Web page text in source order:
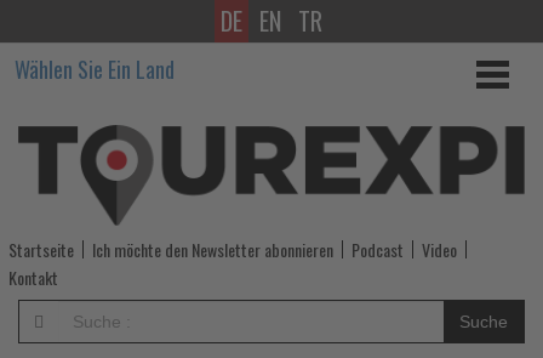
Opodo:
Mallorca
bleibt
beliebtestes
Sommerziel
der
Deutschen
DE EN TR
Wählen Sie Ein Land
Startseite Ich möchte den Newsletter abonnieren Podcast
Video
Kontakt
Suche